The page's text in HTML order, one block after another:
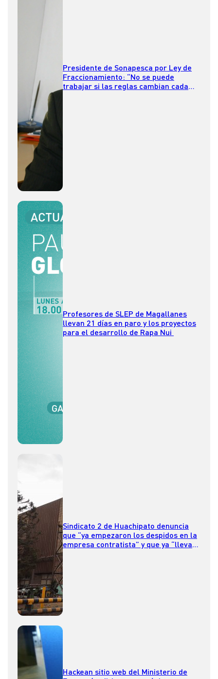
Presidente de Sonapesca por Ley de
Fraccionamiento: “No se puede
trabajar si las reglas cambian cada
Profesores de SLEP de Magallanes
llevan 21 días en paro y los proyectos
para el desarrollo de Rapa Nui
Sindicato 2 de Huachipato denuncia
que “ya empezaron los despidos en la
empresa contratista” y que ya “llevan
Hackean sitio web del Ministerio de